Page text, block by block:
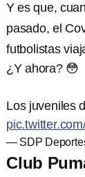
Y es que,
pasado, el
futbolistas
¿Y ahora? 😳
Los juveniles
— SDP
Club